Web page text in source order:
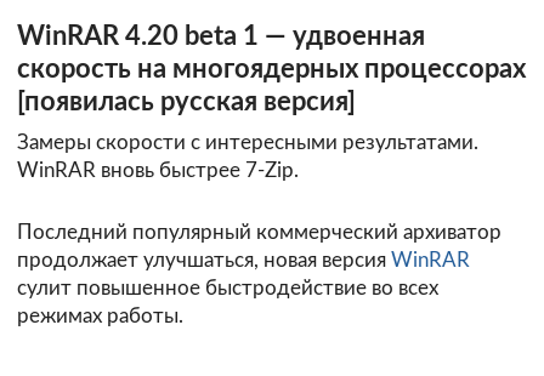
WinRAR 4.20 beta 1 — удвоенная
скорость на многоядерных процессорах
[появилась русская версия]
Замеры скорости с интересными результатами.
WinRAR вновь быстрее 7-Zip.
Последний популярный коммерческий архиватор
продолжает улучшаться, новая версия WinRAR
сулит повышенное быстродействие во всех
режимах работы.